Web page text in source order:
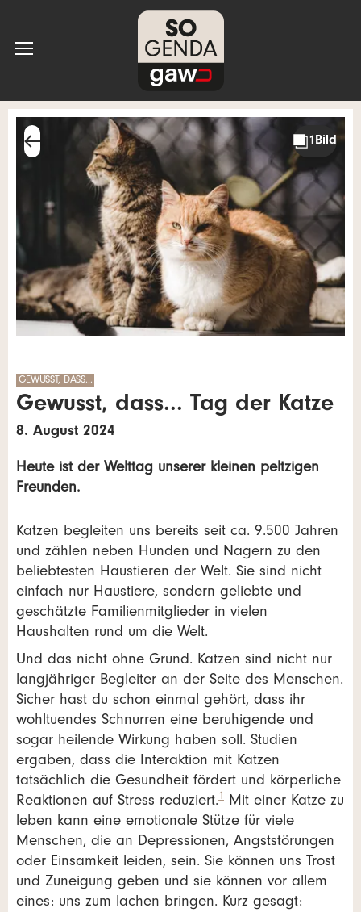
GEWUSST, DASS…
Gewusst, dass... Tag der Katze
8. August 2024
Heute ist der Welttag unserer kleinen peltzigen
Freunden.
Katzen begleiten uns bereits seit ca. 9.500 Jahren
und zählen neben Hunden und Nagern zu den
beliebtesten Haustieren der Welt. Sie sind nicht
einfach nur Haustiere, sondern geliebte und
geschätzte Familienmitglieder in vielen
Haushalten rund um die Welt.
Und das nicht ohne Grund. Katzen sind nicht nur
langjähriger Begleiter an der Seite des Menschen.
Sicher hast du schon einmal gehört, dass ihr
wohltuendes Schnurren eine beruhigende und
sogar heilende Wirkung haben soll. Studien
ergaben, dass die Interaktion mit Katzen
tatsächlich die Gesundheit fördert und körperliche
Reaktionen auf Stress reduziert.1 Mit einer Katze zu
leben kann eine emotionale Stütze für viele
Menschen, die an Depressionen, Angststörungen
oder Einsamkeit leiden, sein. Sie können uns Trost
und Zuneigung geben und sie können vor allem
eines: uns zum lachen bringen. Kurz gesagt: